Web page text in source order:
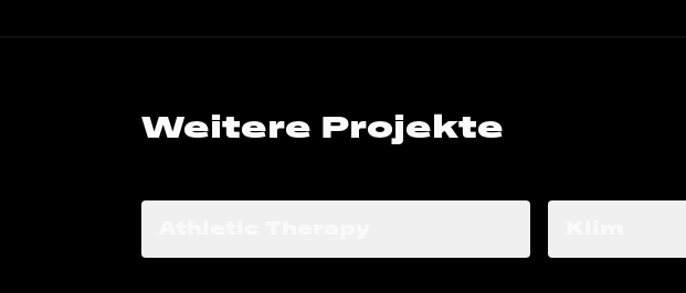
Weitere Projekte